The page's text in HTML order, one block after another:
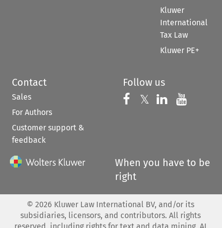
Kluwer
International
Tax Law
Kluwer PE+
Contact
Sales
For Authors
Customer support &
feedback
Follow us
Follow us on
𝕏 Follow us on
Follow us
When you have to be
right
© 2026 Kluwer Law International BV, and/or its
subsidiaries, licensors, and contributors. All rights